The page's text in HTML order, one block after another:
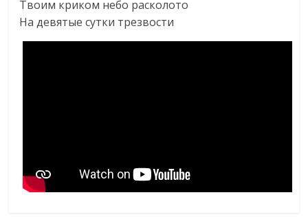
Твоим криком небо расколото
На девятые сутки трезвости